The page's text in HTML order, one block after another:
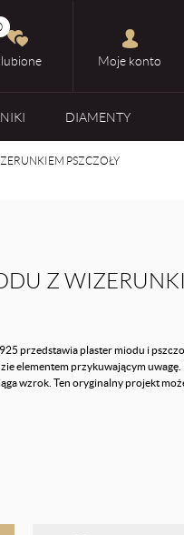
Moje konto
DIAMENTY
PSZCZOŁY
Z
przedstawia plaster miodu i
elementem przykuwającym uwagę.
wzrok. Ten oryginalny projekt